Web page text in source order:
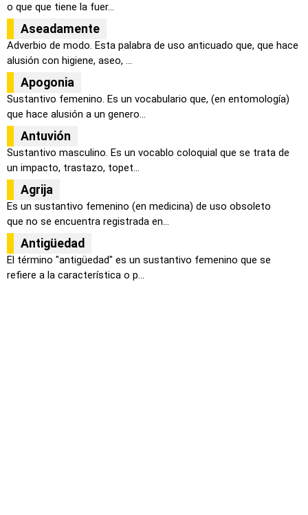
o que que tiene la fuer...
Aseadamente
Adverbio de modo. Esta palabra de uso anticuado que, que hace
alusión con higiene, aseo, ...
Apogonia
Sustantivo femenino. Es un vocabulario que, (en entomología)
que hace alusión a un genero...
Antuvión
Sustantivo masculino. Es un vocablo coloquial que se trata de
un impacto, trastazo, topet...
Agrija
Es un sustantivo femenino (en medicina) de uso obsoleto
que no se encuentra registrada en...
Antigüedad
El término "antigüedad" es un sustantivo femenino que se
refiere a la característica o p...